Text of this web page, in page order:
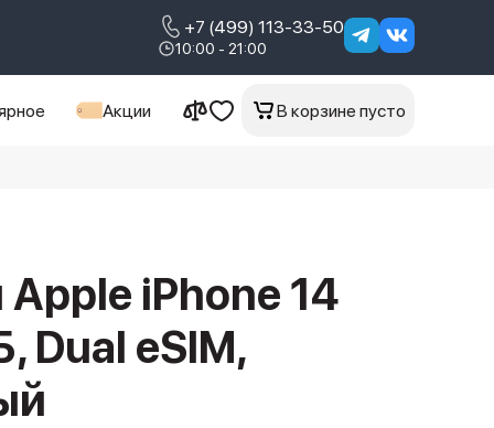
+7 (499) 113-33-50
10:00 - 21:00
Акции В корзине пусто
iPhone 14
Dual еSIM,